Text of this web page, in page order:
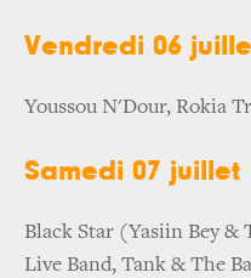
Vendredi 06
Youssou N'Dour, Rokia
Samedi 07 juillet
Black Star (Yasiin Bey &
Live Band, Tank & The